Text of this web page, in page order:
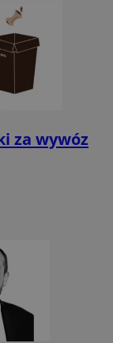
za wywóz